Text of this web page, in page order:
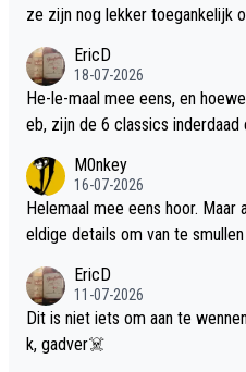
ze zijn nog lekker toegankelijk
EricD
18-07-2026
He-le-maal mee eens, en
eb, zijn de 6 classics
M0nkey
16-07-2026
Helemaal mee eens hoor.
eldige details om van te smullen
EricD
11-07-2026
Dit is niet iets om aan te
k, gadver☠️